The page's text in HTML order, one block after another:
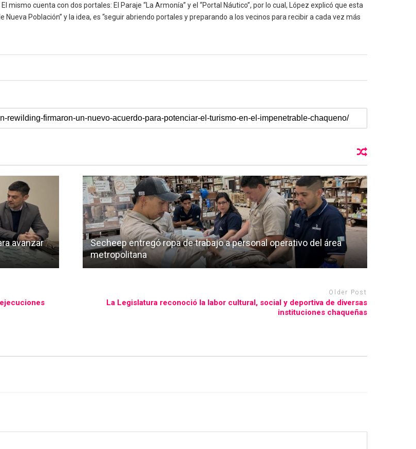
cuenta con dos portales: El Paraje “La Armonía” y el “Portal Náutico”, por lo cual, López explicó que esta
Población” y la idea, es “seguir abriendo portales y preparando a los vecinos para recibir a cada vez más
avanzar
Secheep entregó ropa de trabajo a personal operativo del área
metropolitana
Older Post
La Legislatura reconoció la labor cultural, social y deportiva de diversas
instituciones chaqueñas